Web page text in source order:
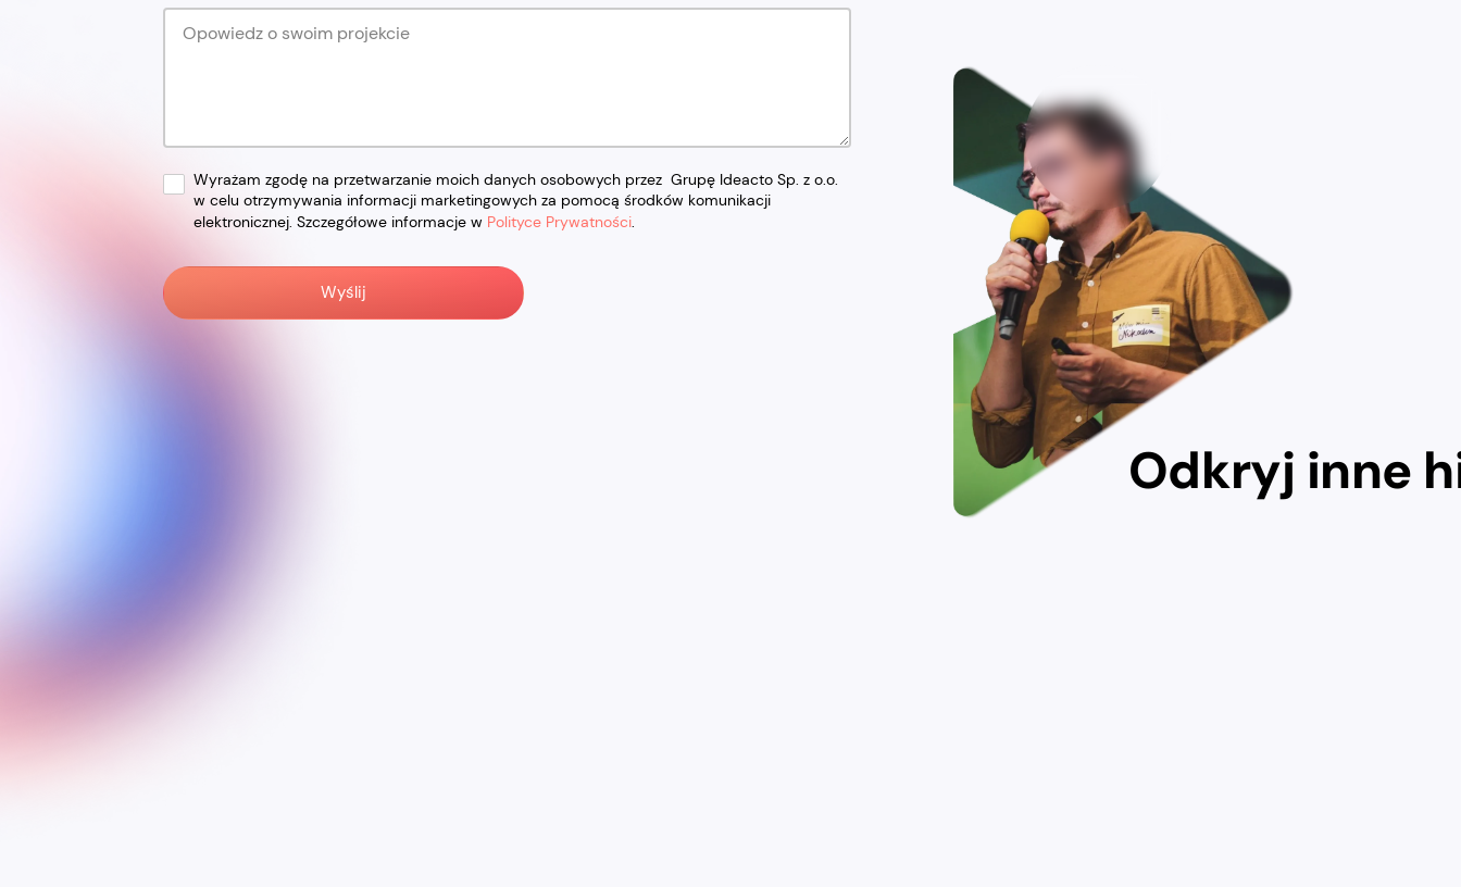
Wyrażam zgodę na przetwarzanie moich danych osobowych przez Grupę Ideacto Sp. z o.o.
w celu otrzymywania informacji marketingowych za pomocą środków komunikacji
elektronicznej. Szczegółowe informacje w Polityce Prywatności.
Odkryj inne